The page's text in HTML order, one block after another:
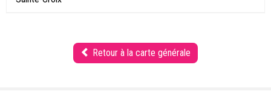
Retour à la carte générale